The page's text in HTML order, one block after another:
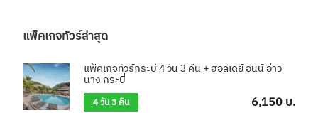
แพ็คเกจทัวร์ล่าสุด
แพ็คเกจทัวร์กระบี่ 4 วัน 3 คืน + ฮอลิเดย์ อินน์ อ่าว
นาง กระบี่
4 วัน 3 คืน 6,150 บ.